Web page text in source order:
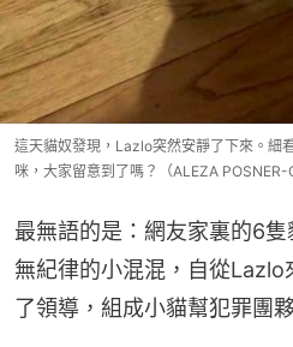
這天貓奴發現，Lazlo突然安靜了下來。細
咪，大家留意到了嗎？（ALEZA POSNER-
最無語的是：網友家裏的6
無紀律的小混混，自從
了領導，組成小貓幫犯罪團